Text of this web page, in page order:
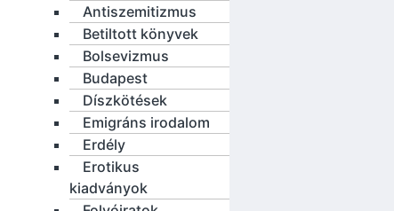
Antiszemitizmus
Betiltott könyvek
Bolsevizmus
Budapest
Díszkötések
Emigráns irodalom
Erdély
Erotikus
kiadványok